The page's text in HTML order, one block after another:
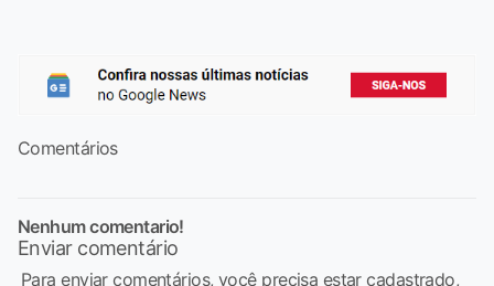
Comentários
Nenhum comentario!
Enviar comentário
Para enviar comentários, você precisa estar cadastrado,